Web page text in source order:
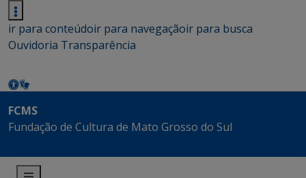
ir para conteúdoir para navegaçãoir para busca
Ouvidoria Transparência
FCMS
Fundação de Cultura de Mato Grosso do Sul